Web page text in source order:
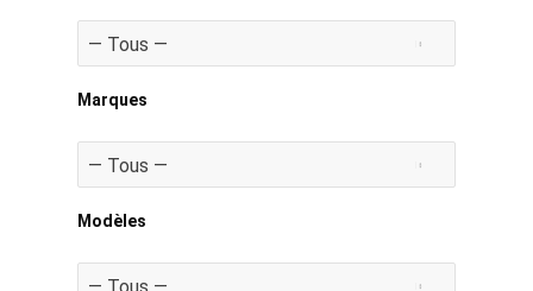
Marques
Modèles